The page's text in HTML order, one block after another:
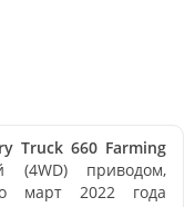
Truck 660 Farming
приводом,
март 2022 года